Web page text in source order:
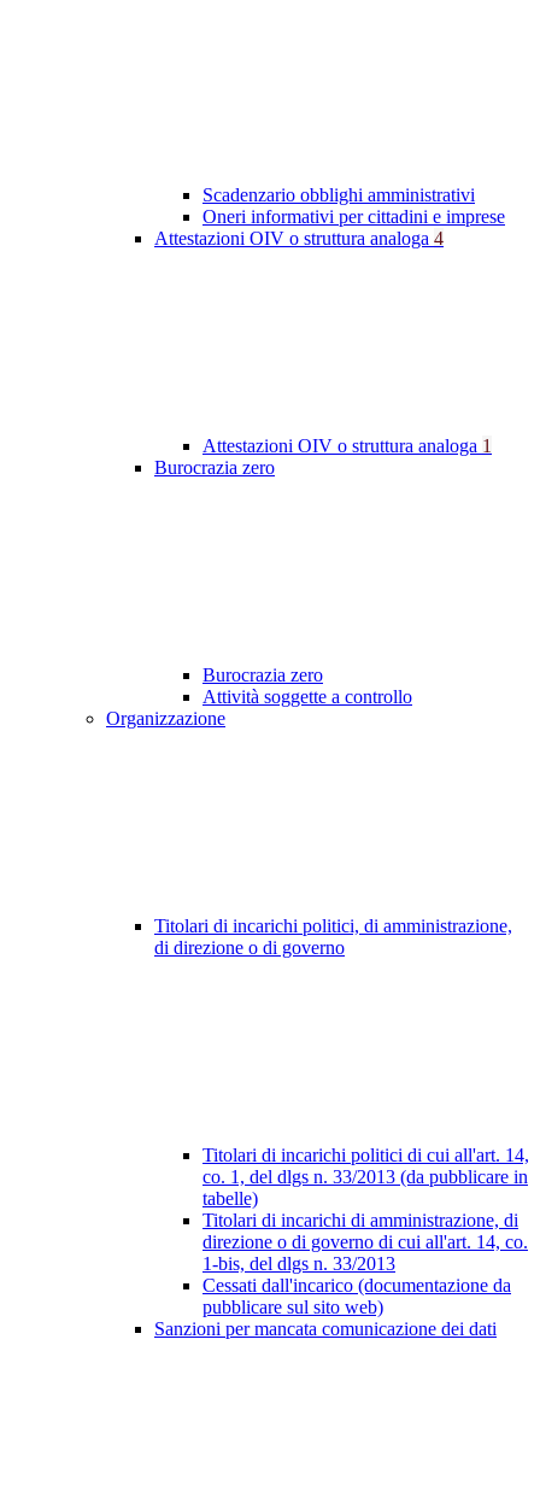
Scadenzario obblighi amministrativi
Oneri informativi per cittadini e imprese
Attestazioni OIV o struttura analoga 4
Attestazioni OIV o struttura analoga 1
Burocrazia zero
Burocrazia zero
Attività soggette a controllo
Organizzazione
Titolari di incarichi politici, di amministrazione,
di direzione o di governo
Titolari di incarichi politici di cui all'art. 14,
co. 1, del dlgs n. 33/2013 (da pubblicare in
tabelle)
Titolari di incarichi di amministrazione, di
direzione o di governo di cui all'art. 14, co.
1-bis, del dlgs n. 33/2013
Cessati dall'incarico (documentazione da
pubblicare sul sito web)
Sanzioni per mancata comunicazione dei dati